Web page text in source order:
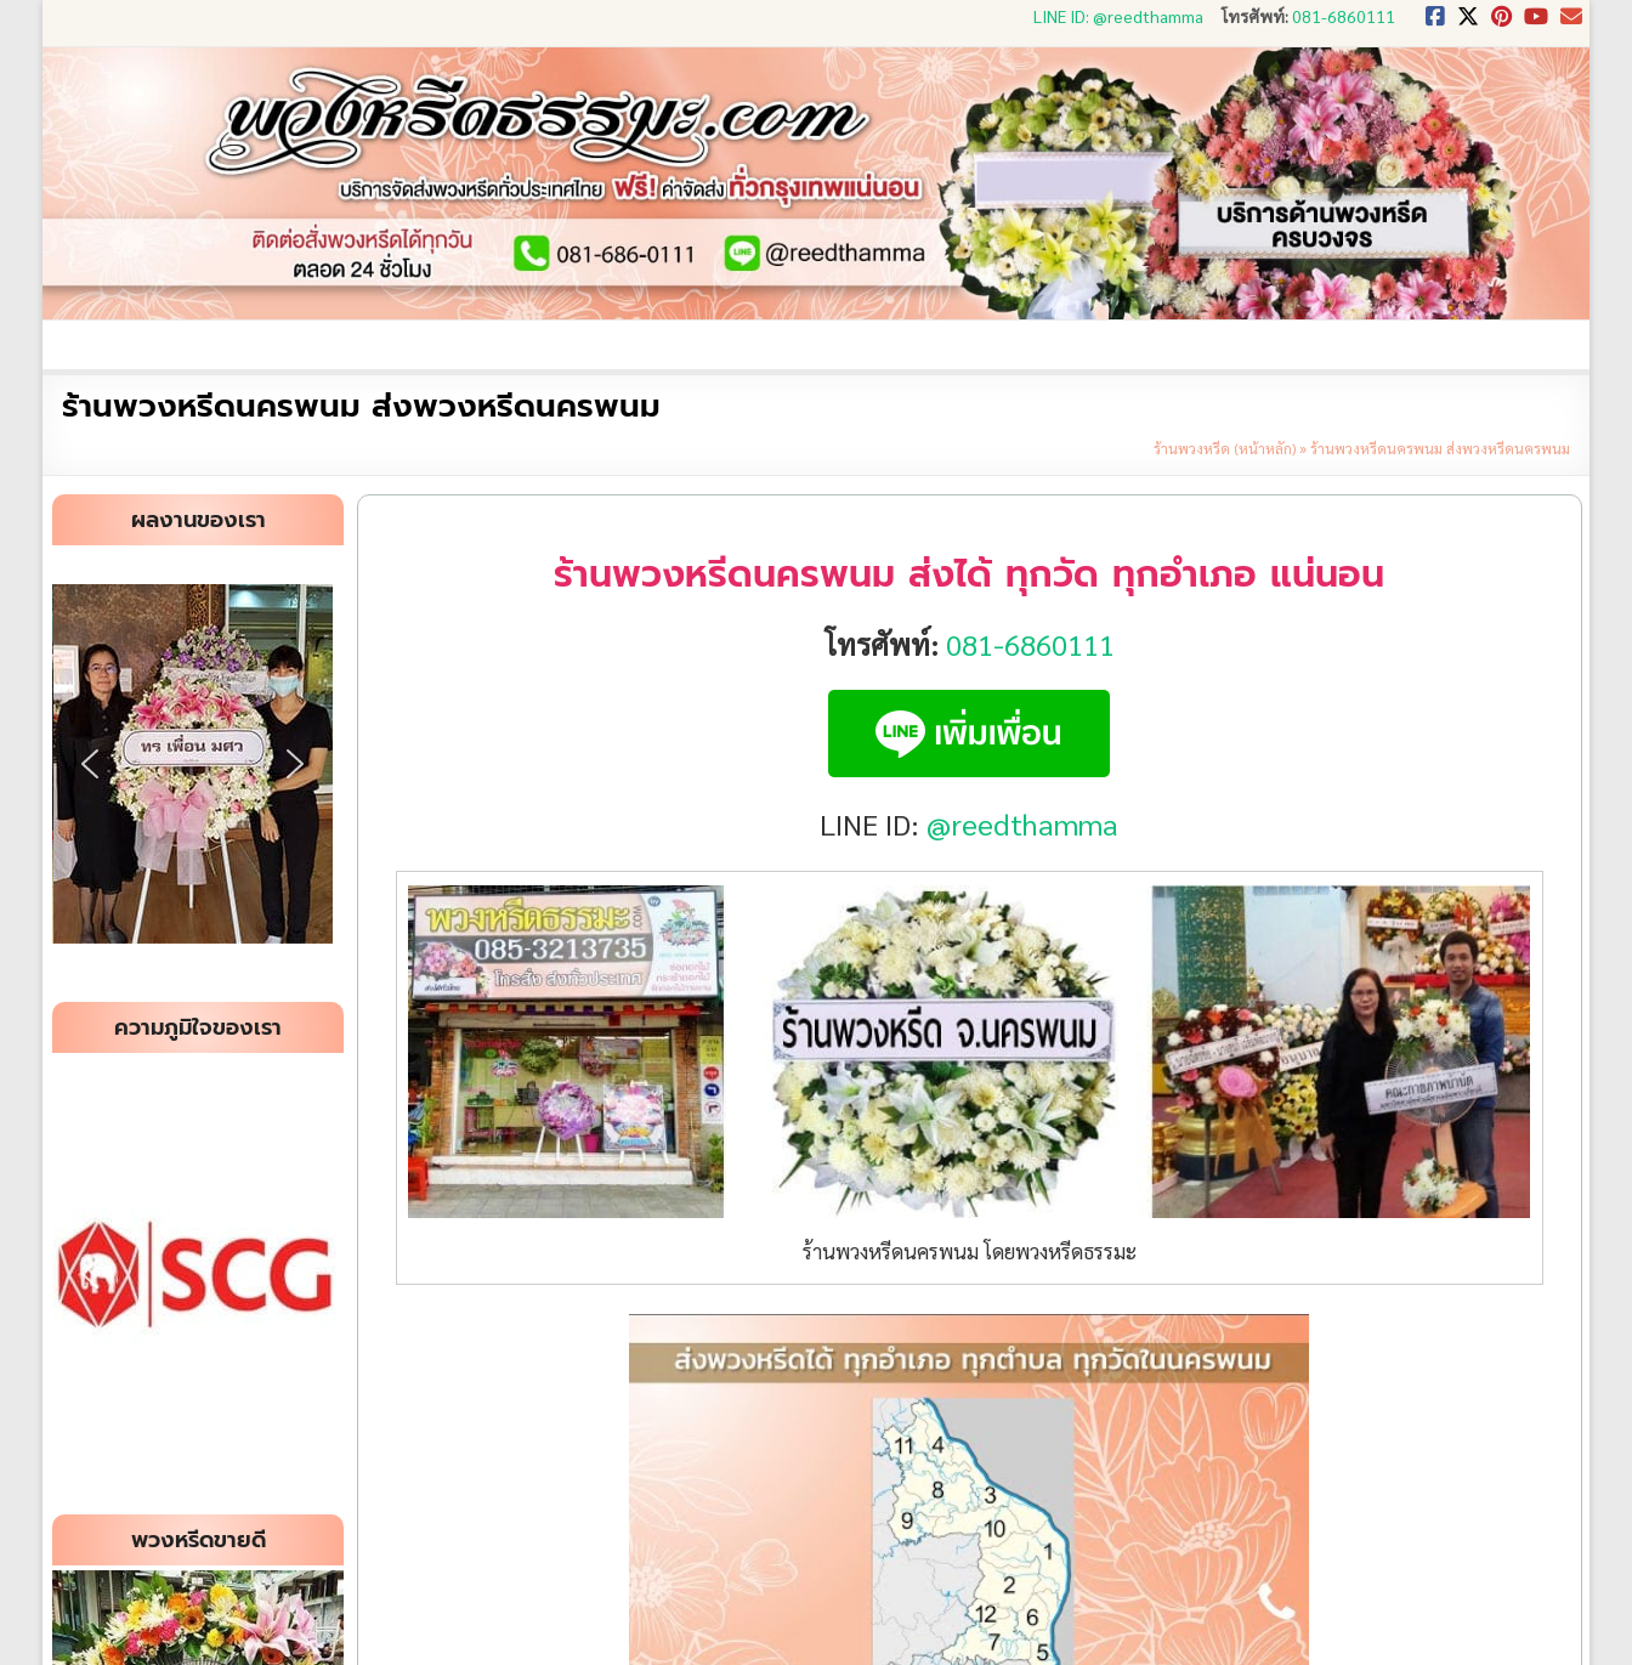
to
LINE ID: @reedthamma โทรศัพท์:081-6860111
ร้าน
พวงหรีด
ธรรมะ
ส่ง
ได้
ทั่ว
ประเทศ
ร้าน
พวงหรีด
ส่ง
พวงหรีด
ทั่ว
ประเทศ
ร้านพวงหรีดนครพนม ส่งพวงหรีดนครพนม
ร้านพวงหรีด (หน้าหลัก)»ร้านพวงหรีดนครพนม ส่งพวงหรีดนครพนม
ร้านพวงหรีดนครพนม ส่งได้ ทุกวัด ทุกอำเภอ แน่นอน
โทรศัพท์: 081-6860111
LINE ID: @reedthamma
ร้านพวงหรีดนครพนม โดยพวงหรีดธรรมะ
ผลงานของเรา
ความภูมิใจของเรา
พวงหรีดขายดี